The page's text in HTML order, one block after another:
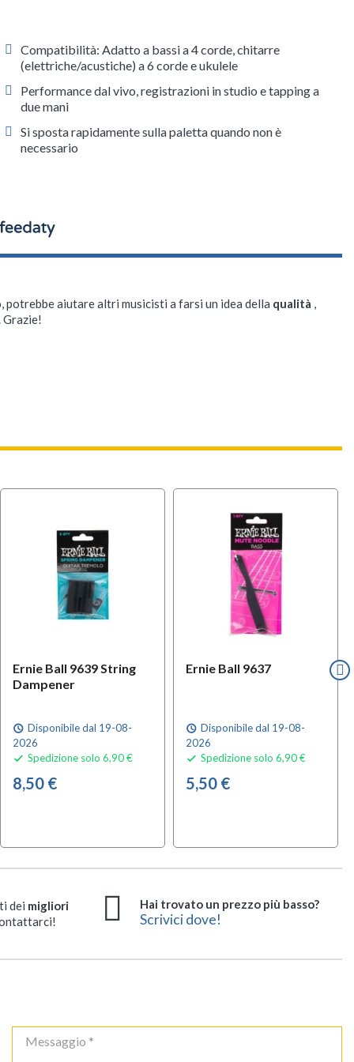
Compatibilità: Adatto a bassi a 4 corde, chitarre
(elettriche/acustiche) a 6 corde e ukulele
Performance dal vivo, registrazioni in studio e tapping a
due mani
Si sposta rapidamente sulla paletta quando non è
necessario
aiutare altri musicisti a farsi un idea della qualità ,
Ernie Ball 9639 String
Dampener
schedule Disponibile dal 19-08-
2026
 Spedizione solo 6,90 €
8,50 €
Ernie Ball 9637
schedule Disponibile dal 19-08-
2026
 Spedizione solo 6,90 €
5,50 €
dei migliori
Hai trovato un prezzo più basso?
Scrivici dove!